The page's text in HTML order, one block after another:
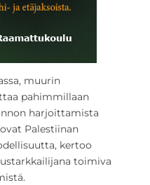
muurin
pahimmillaan
harjoittamista
Palestiinan
kertoo
toimiva